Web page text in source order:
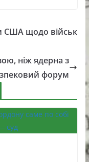
США щодо військ
ніж ядерна з
форум